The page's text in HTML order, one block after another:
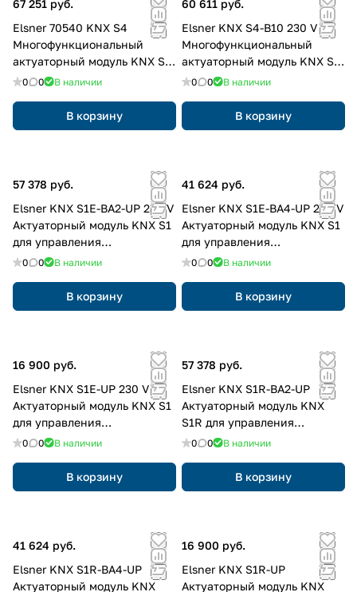
67 251 руб.
Elsner 70540 KNX S4
Многофункциональный
актуаторный модуль KNX S4
для управления
220В~, 4х-канальный,
нагрузка до 4А
0 0 В наличии
В корзину
60 611 руб.
Elsner KNX S4-B10 230 V
Многофункциональный
актуаторный модуль KNX S4
для управления
канальный
0 0 В наличии
В корзину
57 378 руб.
Elsner KNX S1E-BA2-UP 230 V
Актуаторный модуль KNX S1
для управления
электромоторами 220В~, 1х-
0 0 В наличии
В корзину
41 624 руб.
Elsner KNX S1E-BA4-UP 230 V
Актуаторный модуль KNX S1
для управления
электромоторами 220В~, 1х-
0 0 В наличии
В корзину
16 900 руб.
Elsner KNX S1E-UP 230 V
Актуаторный модуль KNX S1
для управления
электромоторами 220В~, 1х-
0 0 В наличии
В корзину
57 378 руб.
Elsner KNX S1R-BA2-UP
Актуаторный модуль KNX
S1R для управления
электромоторами 220В~,
0 0 В наличии
В корзину
41 624 руб.
Elsner KNX S1R-BA4-UP
Актуаторный модуль KNX
16 900 руб.
Elsner KNX S1R-UP
Актуаторный модуль KNX